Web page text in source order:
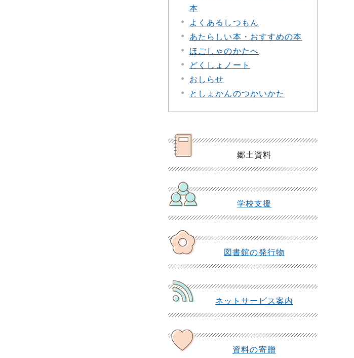
本
よくあるしつもん
あたらしい本・おすすめの本
ほごしゃのかたへ
どくしょノート
おしらせ
としょかんのつかいかた
郷土資料
学校支援
図書館の発行物
ネットサービス案内
資料の寄贈